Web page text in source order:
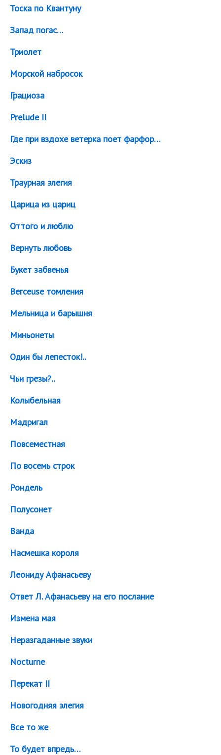
Тоска по Квантуну
Запад погас…
Триолет
Морской набросок
Грациоза
Prelude II
Где при вздохе ветерка поет фарфор…
Эскиз
Траурная элегия
Царица из цариц
Оттого и люблю
Вернуть любовь
Букет забвенья
Berceuse томления
Мельница и барышня
Миньонеты
Один бы лепесток!..
Чьи грезы?..
Колыбельная
Мадригал
Повсеместная
По восемь строк
Рондель
Полусонет
Ванда
Насмешка короля
Леониду Афанасьеву
Ответ Л. Афанасьеву на его послание
Измена мая
Неразгаданные звуки
Nocturne
Перекат II
Новогодняя элегия
Все то же
То будет впредь…